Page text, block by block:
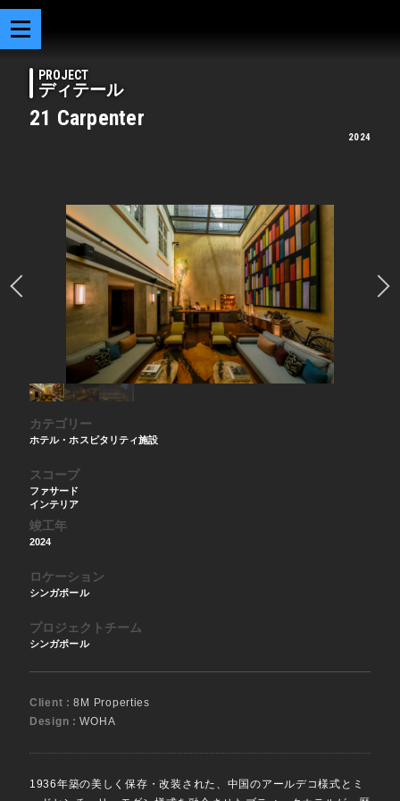
PROJECT
ディテール
21 Carpenter
2024
カテゴリー
ホテル・ホスピタリティ施設
スコープ
ファサード
インテリア
竣工年
2024
ロケーション
シンガポール
プロジェクトチーム
シンガポール
Client :8M Properties
Design :WOHA
1936年築の美しく保存・改装された、中国のアールデコ様式とミ